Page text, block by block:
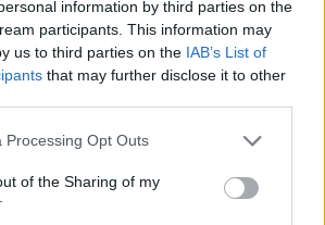
information by third parties on the
participants. This information may
us to third parties on the IAB’s List of
that may further disclose it to other
Processing Opt Outs
of the Sharing of my
aktorė
Laisvalaikis
Ar jums pakaks
išradingumo teisingai
tik vieną degtuką?